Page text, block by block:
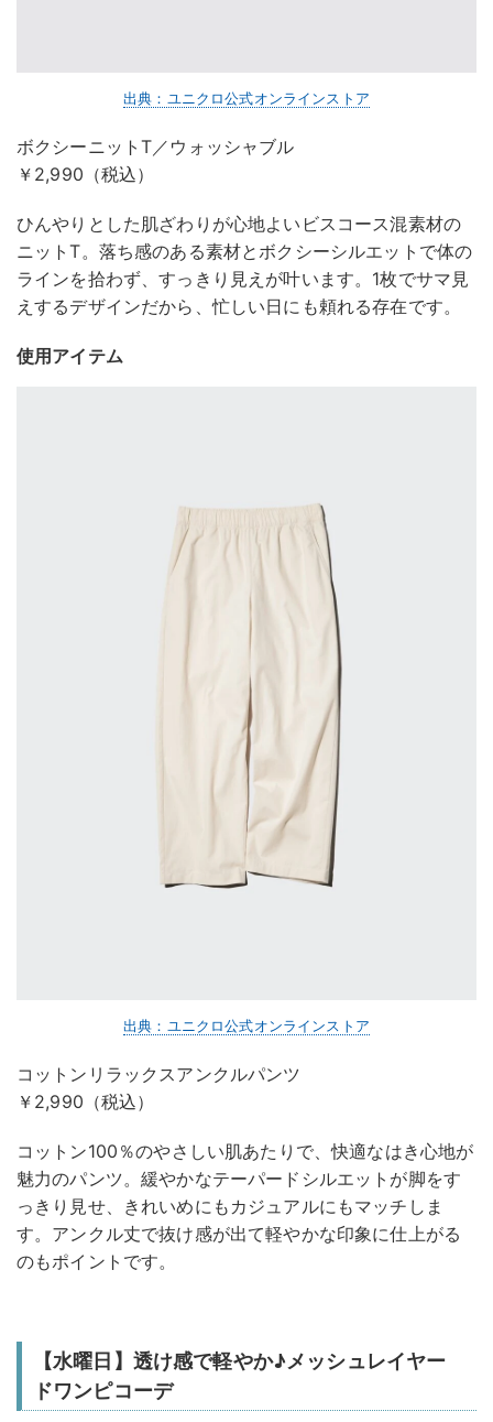
出典：ユニクロ公式オンラインストア
ボクシーニットT／ウォッシャブル
￥2,990（税込）
ひんやりとした肌ざわりが心地よいビスコース混素材の
ニットT。落ち感のある素材とボクシーシルエットで体の
ラインを拾わず、すっきり見えが叶います。1枚でサマ見
えするデザインだから、忙しい日にも頼れる存在です。
使用アイテム
出典：ユニクロ公式オンラインストア
コットンリラックスアンクルパンツ
￥2,990（税込）
コットン100％のやさしい肌あたりで、快適なはき心地が
魅力のパンツ。緩やかなテーパードシルエットが脚をす
っきり見せ、きれいめにもカジュアルにもマッチしま
す。アンクル丈で抜け感が出て軽やかな印象に仕上がる
のもポイントです。
【水曜日】透け感で軽やか♪メッシュレイヤー
ドワンピコーデ